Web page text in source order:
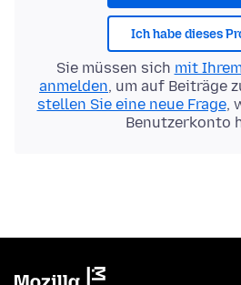
Ich habe dieses
Sie müssen sich mit
anmelden, um auf Beiträge
stellen Sie eine neue Frage,
Benutzerkonto